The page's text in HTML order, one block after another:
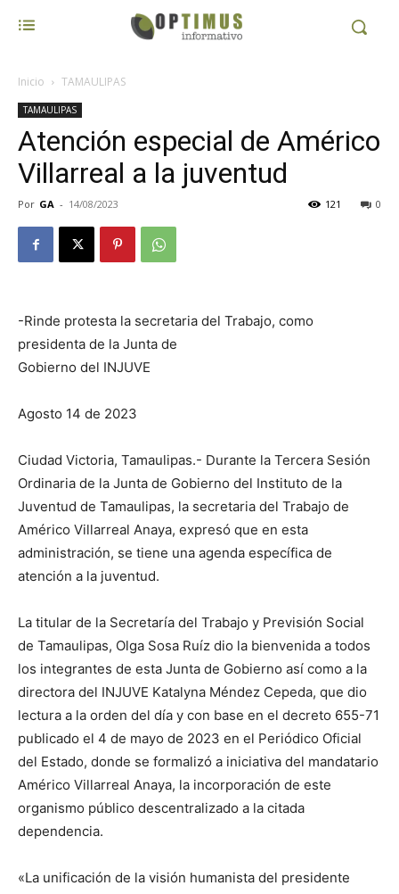
Inicio TAMAULIPAS
TAMAULIPAS
Atención especial de Américo
Villarreal a la juventud
Por GA - 14/08/2023 0
121
-Rinde protesta la secretaria del Trabajo, como
presidenta de la Junta de
Gobierno del INJUVE
Agosto 14 de 2023
Ciudad Victoria, Tamaulipas.- Durante la Tercera Sesión
Ordinaria de la Junta de Gobierno del Instituto de la
Juventud de Tamaulipas, la secretaria del Trabajo de
Américo Villarreal Anaya, expresó que en esta
administración, se tiene una agenda específica de
atención a la juventud.
La titular de la Secretaría del Trabajo y Previsión Social
de Tamaulipas, Olga Sosa Ruíz dio la bienvenida a todos
los integrantes de esta Junta de Gobierno así como a la
directora del INJUVE Katalyna Méndez Cepeda, que dio
lectura a la orden del día y con base en el decreto 655-71
publicado el 4 de mayo de 2023 en el Periódico Oficial
del Estado, donde se formalizó a iniciativa del mandatario
Américo Villarreal Anaya, la incorporación de este
organismo público descentralizado a la citada
dependencia.
«La unificación de la visión humanista del presidente